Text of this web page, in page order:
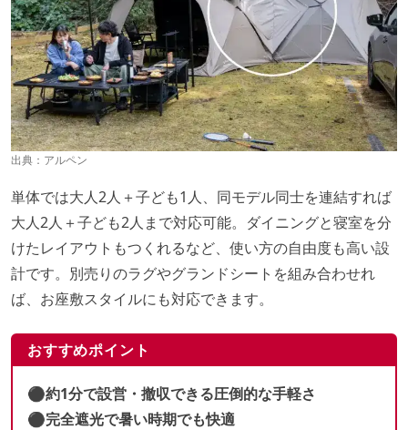
出典： アルペン
単体では大人2人＋子ども1人、同モデル同士を連結すれば
大人2人＋子ども2人まで対応可能。ダイニングと寝室を分
けたレイアウトもつくれるなど、使い方の自由度も高い設
計です。別売りのラグやグランドシートを組み合わせれ
ば、お座敷スタイルにも対応できます。
おすすめポイント
⚫︎約1分で設営・撤収できる圧倒的な手軽さ
⚫︎完全遮光で暑い時期でも快適